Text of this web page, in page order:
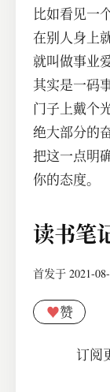
比如看见一
在别人身上
就叫做事业
其实是一码
门子上戴个
绝大部分的
把这一点明
你的态度。
读书笔
首发于 2021-
♥赞
订阅